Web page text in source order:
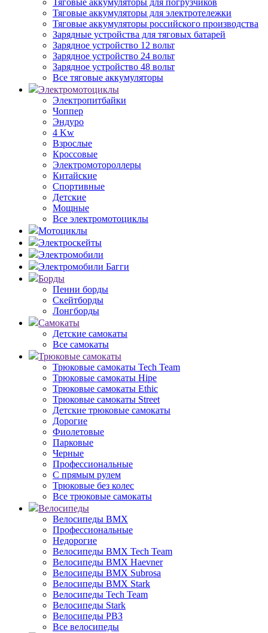
Тяговые аккумуляторы для погрузчиков
Тяговые аккумуляторы для электротележки
Тяговые аккумуляторы российского производства
Зарядные устройства для тяговых батарей
Зарядное устройство 12 вольт
Зарядное устройство 24 вольт
Зарядное устройство 48 вольт
Все тяговые аккумуляторы
Электромотоциклы
Электропитбайки
Чоппер
Эндуро
4 Kw
Взрослые
Кроссовые
Электромотороллеры
Китайские
Спортивные
Детские
Мощные
Все электромотоциклы
Мотоциклы
Электроскейты
Электромобили
Электромобили Багги
Борды
Пенни борды
Скейтборды
Лонгборды
Самокаты
Детские самокаты
Все самокаты
Трюковые самокаты
Трюковые самокаты Tech Team
Трюковые самокаты Hipe
Трюковые самокаты Ethic
Трюковые самокаты Street
Детские трюковые самокаты
Дорогие
Фиолетовые
Парковые
Черные
Профессиональные
С прямым рулем
Трюковые без колес
Все трюковые самокаты
Велосипеды
Велосипеды BMX
Профессиональные
Недорогие
Велосипеды BMX Tech Team
Велосипеды BMX Haevner
Велосипеды BMX Subrosa
Велосипеды BMX Stark
Велосипеды Tech Team
Велосипеды Stark
Велосипеды РВЗ
Все велосипеды